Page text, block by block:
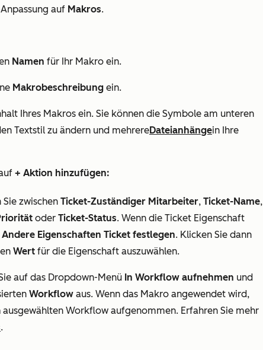
auf Makros.
Namen für Ihr Makro ein.
Makrobeschreibung ein.
Ihres Makros ein. Sie können die Symbole am unteren
Textstil zu ändern und mehrereDateianhängein Ihre
+ Aktion hinzufügen:
Sie zwischen Ticket-Zuständiger Mitarbeiter, Ticket-Name,
oder Ticket-Status. Wenn die Ticket Eigenschaft
Andere Eigenschaften Ticket festlegen. Klicken Sie dann
Wert für die Eigenschaft auszuwählen.
auf das Dropdown-Menü In Workflow aufnehmen und
Workflow aus. Wenn das Makro angewendet wird,
Workflow aufgenommen. Erfahren Sie mehr
.